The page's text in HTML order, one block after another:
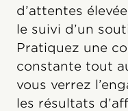
d’attentes
le suivi d’un
Pratiquez une
constante tout
vous verrez
les résultats